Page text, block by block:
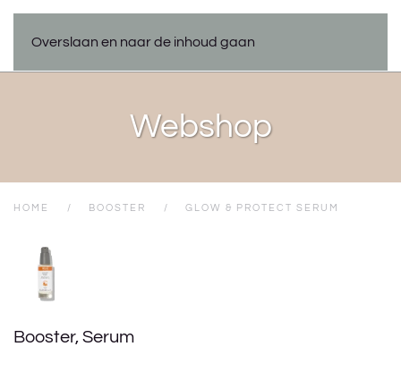
Overslaan en naar de inhoud gaan
Webshop
HOME BOOSTER GLOW & PROTECT SERUM
Booster, Serum